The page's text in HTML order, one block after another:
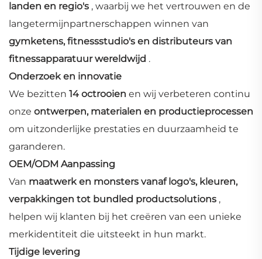
landen en regio's , waarbij we het vertrouwen en de
langetermijnpartnerschappen winnen van
gymketens, fitnessstudio's en distributeurs van
fitnessapparatuur wereldwijd .
Onderzoek en innovatie
We bezitten 14 octrooien en wij verbeteren continu
onze ontwerpen, materialen en productieprocessen
om uitzonderlijke prestaties en duurzaamheid te
garanderen.
OEM/ODM Aanpassing
Van maatwerk en monsters vanaf logo's, kleuren,
verpakkingen tot bundled productsolutions ,
helpen wij klanten bij het creëren van een unieke
merkidentiteit die uitsteekt in hun markt.
Tijdige levering